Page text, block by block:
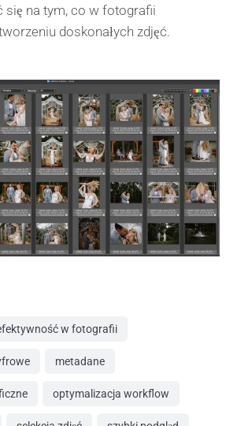
się na tym, co w fotografii
doskonałych zdjęć.
w fotografii
metadane
optymalizacja workflow